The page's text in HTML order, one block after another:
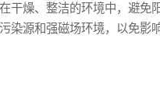
干燥、整洁的环境中，避免
染源和强磁场环境，以免影